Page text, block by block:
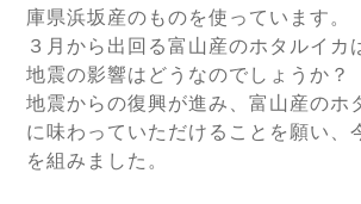
庫県浜坂産のものを使っています。
３月から出回る富山産のホタルイカ
地震の影響はどうなのでしょうか？
地震からの復興が進み、富山産のホ
に味わっていただけることを願い、
を組みました。